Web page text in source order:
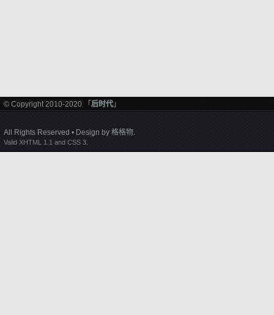
© Copyright 2010-2020 「 后时代 」
All Rights Reserved • Design by 格格物.
Valid XHTML 1.1 and CSS 3.